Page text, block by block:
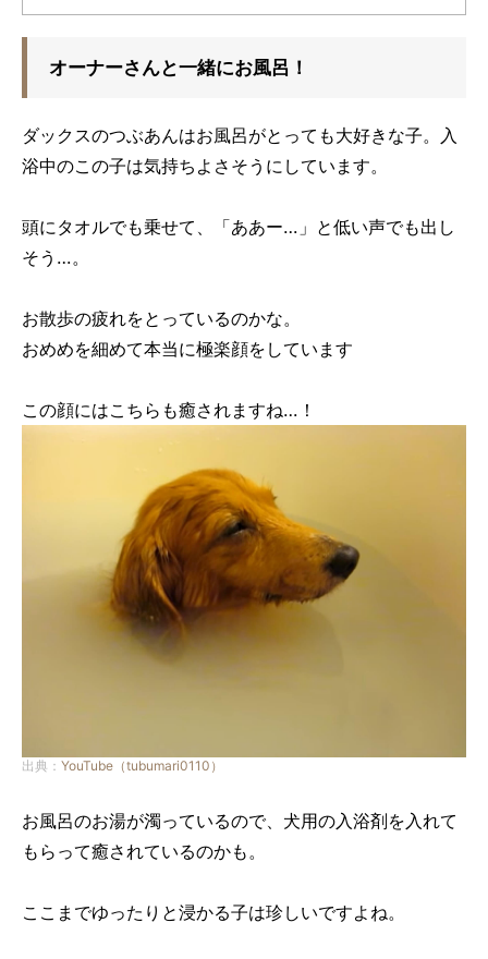
オーナーさんと一緒にお風呂！
ダックスのつぶあんはお風呂がとっても大好きな子。入
浴中のこの子は気持ちよさそうにしています。
頭にタオルでも乗せて、「ああー…」と低い声でも出し
そう…。
お散歩の疲れをとっているのかな。
おめめを細めて本当に極楽顔をしています
この顔にはこちらも癒されますね…！
出典： YouTube（tubumari0110）
お風呂のお湯が濁っているので、犬用の入浴剤を入れて
もらって癒されているのかも。
ここまでゆったりと浸かる子は珍しいですよね。